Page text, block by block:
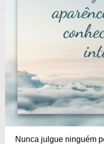
Nunca julgue ninguém